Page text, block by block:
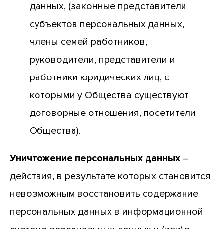
данных, (законные представители
субъектов персональных данных,
члены семей работников,
руководители, представители и
работники юридических лиц, с
которыми у Общества существуют
договорные отношения, посетители
Общества).
Уничтожение персональных данных –
действия, в результате которых становится
невозможным восстановить содержание
персональных данных в информационной